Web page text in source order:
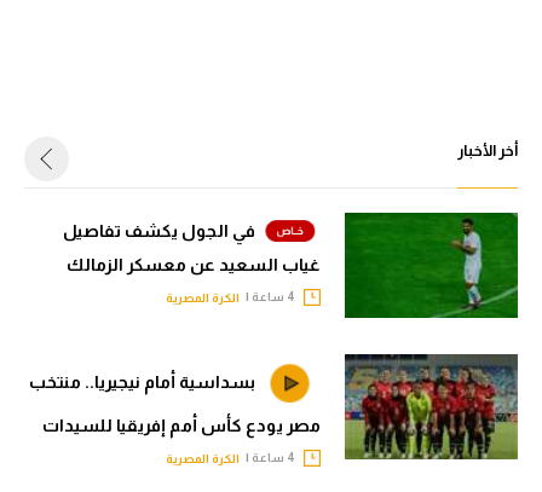
أخر الأخبار
في الجول يكشف تفاصيل
غياب السعيد عن معسكر الزمالك
الكرة المصرية
بسداسية أمام نيجيريا.. منتخب
مصر يودع كأس أمم إفريقيا للسيدات
الكرة المصرية